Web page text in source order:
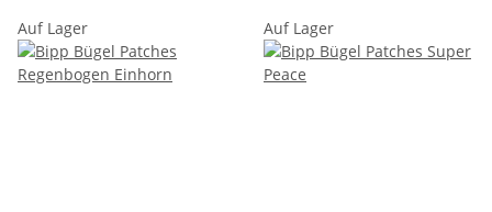
Auf Lager Auf Lager